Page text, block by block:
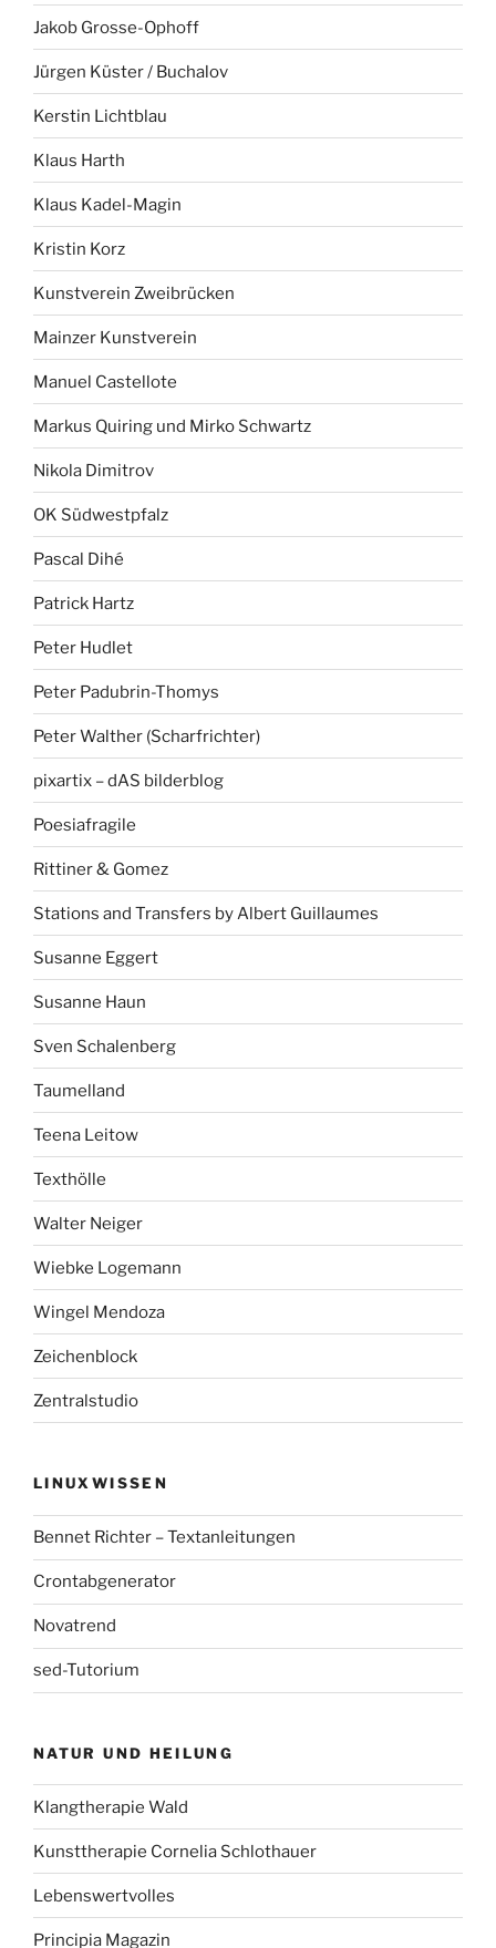
Jakob Grosse-Ophoff
Jürgen Küster / Buchalov
Kerstin Lichtblau
Klaus Harth
Klaus Kadel-Magin
Kristin Korz
Kunstverein Zweibrücken
Mainzer Kunstverein
Manuel Castellote
Markus Quiring und Mirko Schwartz
Nikola Dimitrov
OK Südwestpfalz
Pascal Dihé
Patrick Hartz
Peter Hudlet
Peter Padubrin-Thomys
Peter Walther (Scharfrichter)
pixartix – dAS bilderblog
Poesiafragile
Rittiner & Gomez
Stations and Transfers by Albert Guillaumes
Susanne Eggert
Susanne Haun
Sven Schalenberg
Taumelland
Teena Leitow
Texthölle
Walter Neiger
Wiebke Logemann
Wingel Mendoza
Zeichenblock
Zentralstudio
LINUXWISSEN
Bennet Richter – Textanleitungen
Crontabgenerator
Novatrend
sed-Tutorium
NATUR UND HEILUNG
Klangtherapie Wald
Kunsttherapie Cornelia Schlothauer
Lebenswertvolles
Principia Magazin